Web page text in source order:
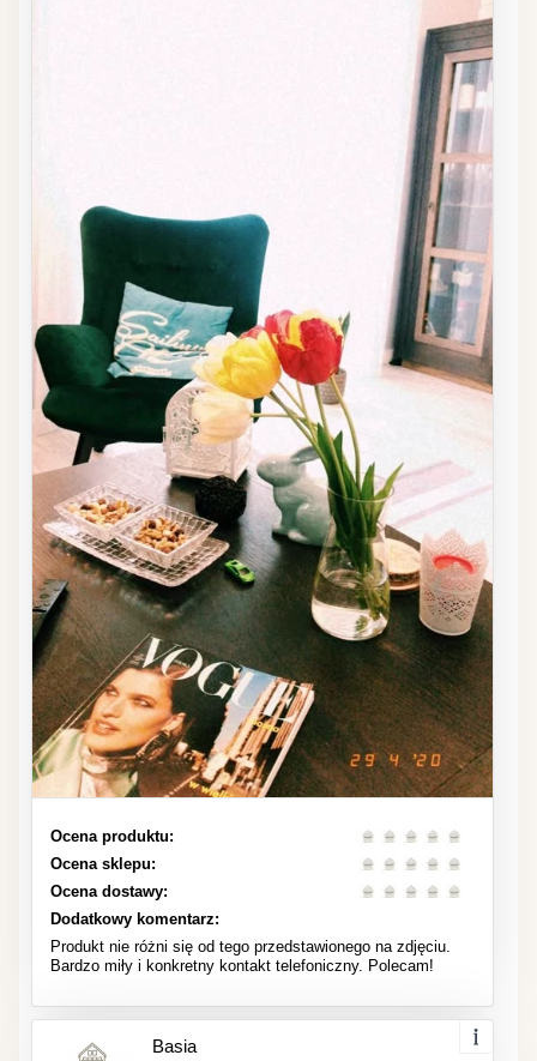
Ocena produktu:
Ocena sklepu:
Ocena dostawy:
Dodatkowy komentarz:
Produkt nie różni się od tego przedstawionego na zdjęciu.
Bardzo miły i konkretny kontakt telefoniczny. Polecam!
Basia